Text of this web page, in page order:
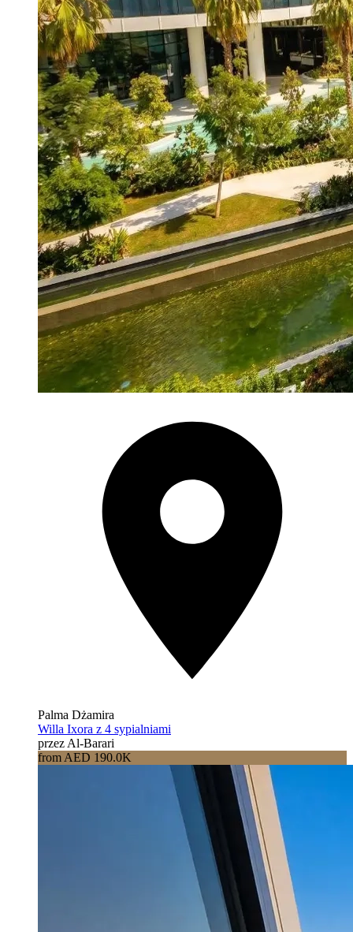
Palma Dżamira
Willa Ixora z 4 sypialniami
przez Al-Barari
from AED 190.0K